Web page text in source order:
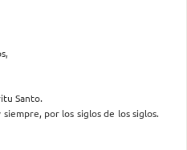
Santo.
por los siglos de los siglos.